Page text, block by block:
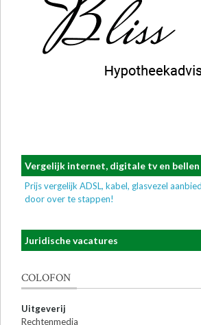
Vergelijk internet, digitale tv en bellen
Prijs vergelijk ADSL, kabel, glasvezel
door over te stappen!
Juridische vacatures
COLOFON
Uitgeverij
Rechtenmedia